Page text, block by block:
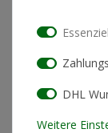
DHL
Weitere